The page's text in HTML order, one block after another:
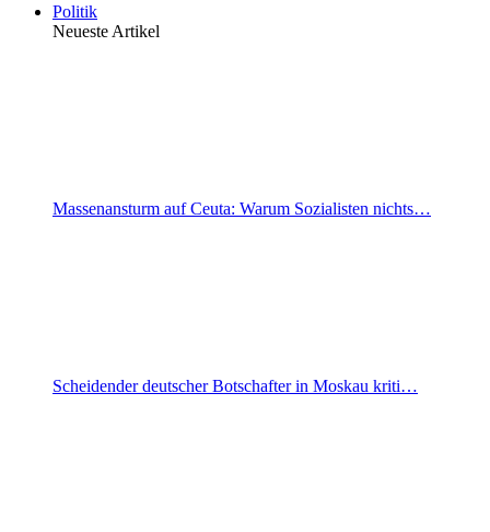
Politik
Neueste Artikel
Massenansturm auf Ceuta: Warum Sozialisten nichts…
Scheidender deutscher Botschafter in Moskau kriti…